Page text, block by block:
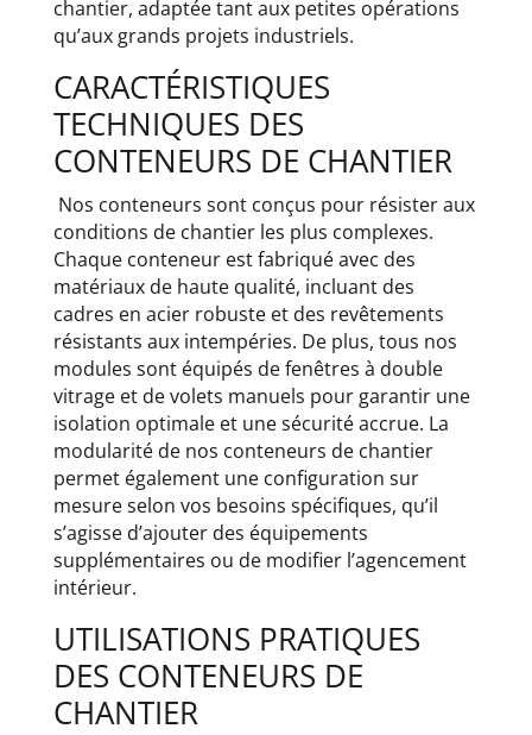
chantier, adaptée tant aux petites opérations
qu’aux grands projets industriels.
CARACTÉRISTIQUES
TECHNIQUES DES
CONTENEURS DE CHANTIER
Nos conteneurs sont conçus pour résister aux
conditions de chantier les plus complexes.
Chaque conteneur est fabriqué avec des
matériaux de haute qualité, incluant des
cadres en acier robuste et des revêtements
résistants aux intempéries. De plus, tous nos
modules sont équipés de fenêtres à double
vitrage et de volets manuels pour garantir une
isolation optimale et une sécurité accrue. La
modularité de nos conteneurs de chantier
permet également une configuration sur
mesure selon vos besoins spécifiques, qu’il
s’agisse d’ajouter des équipements
supplémentaires ou de modifier l’agencement
intérieur.
UTILISATIONS PRATIQUES
DES CONTENEURS DE
CHANTIER